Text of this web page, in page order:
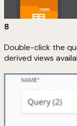
8
Double-click the
derived views